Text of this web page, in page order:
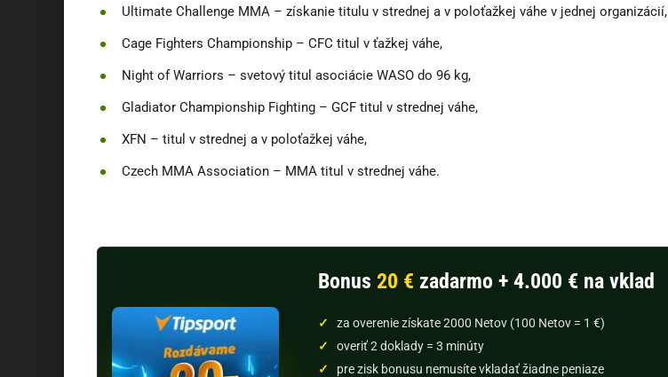
Ultimate Challenge MMA – získanie titulu v strednej a v poloťažkej váhe v jednej organizácií,
Cage Fighters Championship – CFC titul v ťažkej váhe,
Night of Warriors – svetový titul asociácie WASO do 96 kg,
Gladiator Championship Fighting – GCF titul v strednej váhe,
XFN – titul v strednej a v poloťažkej váhe,
Czech MMA Association – MMA titul v strednej váhe.
Bonus 20 € zadarmo + 4.000 € na vklad
za overenie získate 2000 Netov (100 Netov = 1 €)
overiť 2 doklady = 3 minúty
pre zisk bonusu nemusíte vkladať žiadne peniaze